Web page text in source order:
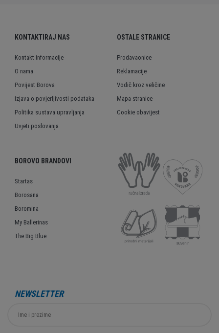
KONTAKTIRAJ NAS
Kontakt informacije
O nama
Povijest Borova
Izjava o povjerljivosti podataka
Politika sustava upravljanja
Uvjeti poslovanja
OSTALE STRANICE
Prodavaonice
Reklamacije
Vodič kroz veličine
Mapa stranice
Cookie obavijest
BOROVO BRANDOVI
Startas
Borosana
Boromina
My Ballerinas
The Big Blue
NEWSLETTER